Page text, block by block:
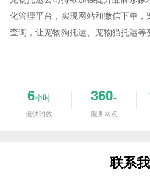
化管理平台，实现网站和微信下单
查询，让宠物狗托运、宠物猫托运等
6小时
最快时效
360+
服务网点
联系